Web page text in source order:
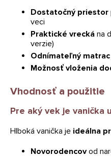
Dostatočný priestor
veci
Praktické vrecká na
verzie)
Odnímateľný matrac
Možnosť vloženia
Vhodnosť a použitie
Pre aký vek je vanička
Hlboká vanička je ideálna
Novorodencov od